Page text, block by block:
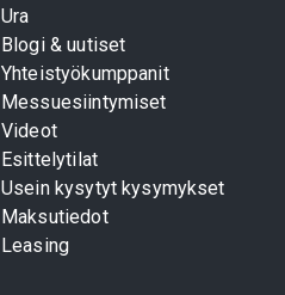
Ura
Blogi & uutiset
Yhteistyökumppanit
Messuesiintymiset
Videot
Esittelytilat
Usein kysytyt kysymykset
Maksutiedot
Leasing